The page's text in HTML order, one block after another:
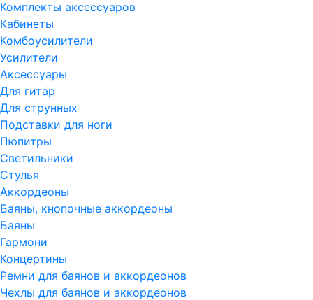
Комплекты аксессуаров
Кабинеты
Комбоусилители
Усилители
Аксессуары
Для гитар
Для струнных
Подставки для ноги
Пюпитры
Светильники
Стулья
Аккордеоны
Баяны, кнопочные аккордеоны
Баяны
Гармони
Концертины
Ремни для баянов и аккордеонов
Чехлы для баянов и аккордеонов